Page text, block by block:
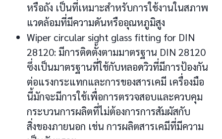
หรือถัง เป็นที่เหมาะสำหรับการใช้งานในสภาพ
แวดล้อมที่มีความดันหรืออุณหภูมิสูง
Wiper circular sight glass fitting for DIN
28120: มีการติดตั้งตามมาตรฐาน DIN 28120
ซึ่งเป็นมาตรฐานที่ใช้กับหลอดวิวที่มีการป้องกัน
ต่อแรงกระแทกและการของสารเคมี เครื่องมือ
นี้มักจะมีการใช้เพื่อการตรวจสอบและควบคุม
กระบวนการผลิตที่ไม่ต้องการการสัมผัสกับ
สิ่งของภายนอก เช่น การผลิตสารเคมีที่มีความ